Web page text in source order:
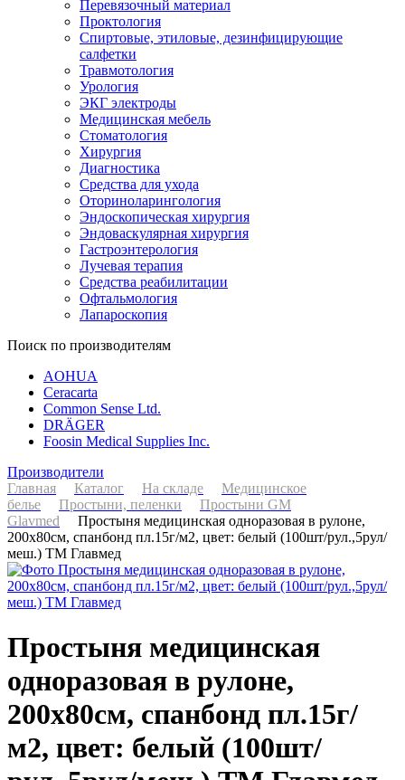
Перевязочный материал
Проктология
Спиртовые, этиловые, дезинфицирующие
салфетки
Травмотология
Урология
ЭКГ электроды
Медицинская мебель
Стоматология
Хирургия
Диагностика
Средства для ухода
Оториноларингология
Эндоскопическая хирургия
Эндоваскулярная хирургия
Гастроэнтерология
Лучевая терапия
Средства реабилитации
Офтальмология
Лапароскопия
Поиск по производителям
AOHUA
Ceracarta
Common Sense Ltd.
DRÄGER
Foosin Medical Supplies Inc.
Производители
Главная
Каталог На складе
Медицинское
белье
Простыни, пеленки
Простыни GM
Glavmed
Простыня медицинская одноразовая в рулоне,
200х80см, спанбонд пл.15г/м2, цвет: белый (100шт/рул.,5рул/
меш.) ТМ Главмед
Простыня медицинская
одноразовая в рулоне,
200х80см, спанбонд пл.15г/
м2, цвет: белый (100шт/